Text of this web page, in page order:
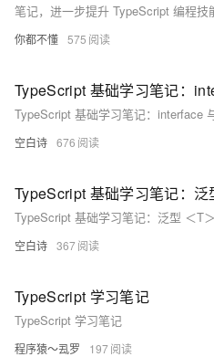
笔记，进一步提升 TypeScript 编程技
你都不懂 575
TypeScript 基础学习笔记：
TypeScript 基础学习笔记：interface
空白诗 676
TypeScript 基础学习笔记：
TypeScript 基础学习笔记：泛型 ＜T
空白诗 367
TypeScript 学习笔记
TypeScript 学习笔记
程序猿～厾罗 197